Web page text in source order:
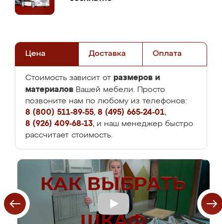
Цена Доставка Оплата
Стоимость зависит от размеров и
материалов Вашей мебели. Просто
позвоните нам по любому из телефонов:
8 (800) 511-89-55, 8 (495) 665-24-01,
8 (926) 409-68-13, и наш менеджер быстро
рассчитает стоимость.